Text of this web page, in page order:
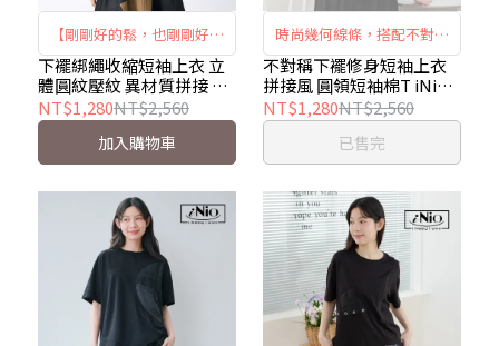
【剛剛好的鬆，也剛剛好的
型】立體圓紋拼接抽繩上衣
｜圓紋壓紋 × 異材質拼接
× 下襬自由調整｜iNio
CHW1041
下襬綁繩收縮短袖上衣 立
體圓紋壓紋 異材質拼接 可
調式抽繩圓領棉T iNio衣著
美學 CHW1041
NT$1,280NT$2,560
加入購物車
時尚幾何線條，搭配不對稱
下襬剪裁，寬鬆舒適，自在
修身。
不對稱下襬修身短袖上衣
拼接風 圓領短袖棉T iNio
衣著美學 CEW1036
NT$1,280NT$2,560
已售完